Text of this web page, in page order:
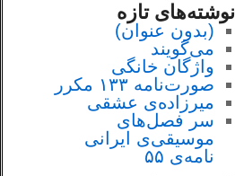
نوشته‌های تازه
(بدون عنوان)
می‌گویند
واژگان خانگی
صورت‌نامه ۱۳۳ مکرر
میرزاده‌ی عشقی
سر فصل‌هاى
موسيقى‌ی ايرانى
نامه‌ی ۵۵